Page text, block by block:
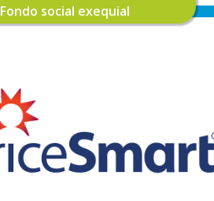
Fondo social exequial